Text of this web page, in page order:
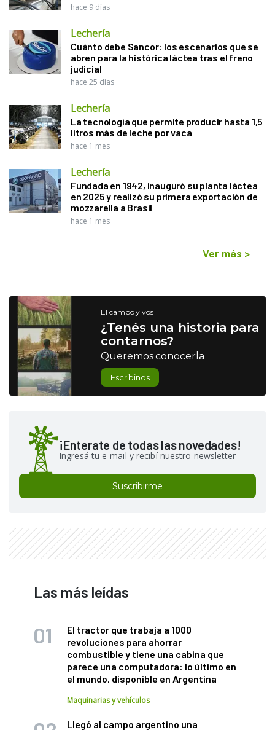
hace 9 días
Lechería
Cuánto debe Sancor: los escenarios que se
abren para la histórica láctea tras el freno
judicial
hace 25 días
Lechería
La tecnología que permite producir hasta 1,5
litros más de leche por vaca
hace 1 mes
Lechería
Fundada en 1942, inauguró su planta láctea
en 2025 y realizó su primera exportación de
mozzarella a Brasil
hace 1 mes
Ver más >
El campo y vos
¿Tenés una historia para
contarnos?
Queremos conocerla
Escribinos
¡Enterate de todas las novedades!
Ingresá tu e-mail y recibí nuestro newsletter
Suscribirme
Las más leídas
El tractor que trabaja a 1000
revoluciones para ahorrar
combustible y tiene una cabina que
parece una computadora: lo último en
el mundo, disponible en Argentina
Maquinarias y vehículos
Llegó al campo argentino una